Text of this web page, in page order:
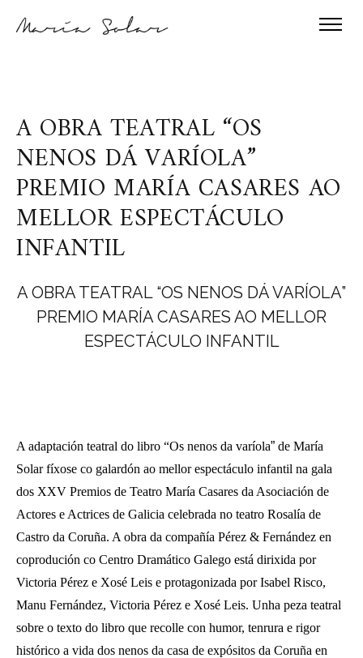
A OBRA TEATRAL “OS
NENOS DÁ VARÍOLA”
PREMIO MARÍA CASARES AO
MELLOR ESPECTÁCULO
INFANTIL
A OBRA TEATRAL “OS NENOS DÁ VARÍOLA”
PREMIO MARÍA CASARES AO MELLOR
ESPECTÁCULO INFANTIL
A adaptación teatral do libro “Os nenos da varíola” de María
Solar fíxose co galardón ao mellor espectáculo infantil na gala
dos XXV Premios de Teatro María Casares da Asociación de
Actores e Actrices de Galicia celebrada no teatro Rosalía de
Castro da Coruña. A obra da compañía Pérez & Fernández en
coprodución co Centro Dramático Galego está dirixida por
Victoria Pérez e Xosé Leis e protagonizada por Isabel Risco,
Manu Fernández, Victoria Pérez e Xosé Leis. Unha peza teatral
sobre o texto do libro que recolle con humor, tenrura e rigor
histórico a vida dos nenos da casa de expósitos da Coruña en